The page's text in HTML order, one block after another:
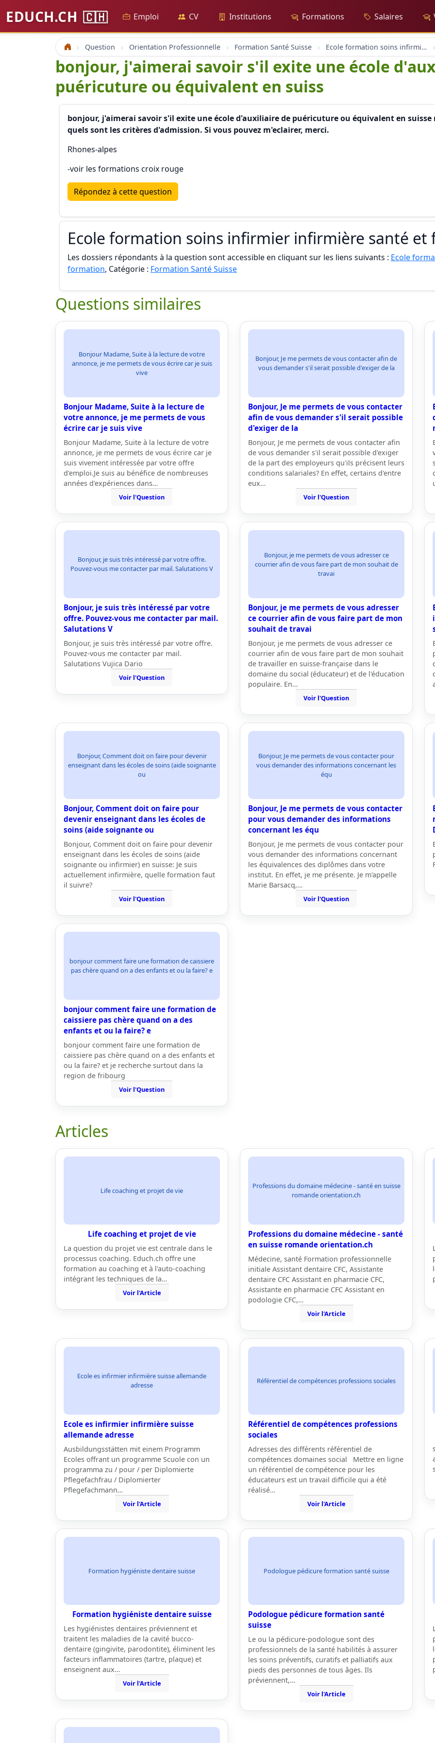
EDUCH.CH 🇨🇭 Emploi CV Institutions Formations Salaires
Accueil Question Orientation Professionnelle Formation Santé Suisse Ecole formation soins infirmier infirmière santé et formation
bonjour, j'aimerai savoir s'il exite une école
puéricuture ou équivalent en suiss
bonjour, j'aimerai savoir s'il exite une école d'auxiliaire de puéricuture ou équivalent en suisse
quels sont les critères d'admission. Si vous pouvez m'eclairer, merci.
Rhones-alpes
-voir les formations croix rouge
Répondez à cette question
Ecole formation soins infirmier infirmière santé et
Les dossiers répondants à la question sont accessible en cliquant sur les liens suivants : Ecole
formation, Catégorie : Formation Santé Suisse
Questions similaires
Bonjour Madame, Suite à la lecture de votre
annonce, je me permets de vous écrire car je suis
vive
Bonjour Madame, Suite à la lecture de
votre annonce, je me permets de vous
écrire car je suis vive
Bonjour Madame, Suite à la lecture de votre
annonce, je me permets de vous écrire car je
suis vivement intéressée par votre offre
d'emploi.Je suis au bénéfice de nombreuses
années d'expériences dans…
Voir l'Question
Bonjour, Je me permets de vous contacter afin de
vous demander s'il serait possible d'exiger de la
Bonjour, Je me permets de vous contacter
afin de vous demander s'il serait possible
d'exiger de la
Bonjour, Je me permets de vous contacter afin
de vous demander s'il serait possible d'exiger
de la part des employeurs qu'ils précisent leurs
conditions salariales? En effet, certains d'entre
eux…
Voir l'Question
Bonjour, je suis très intéressé par votre offre.
Pouvez-vous me contacter par mail. Salutations V
Bonjour, je suis très intéressé par votre
offre. Pouvez-vous me contacter par mail.
Salutations V
Bonjour, je suis très intéressé par votre offre.
Pouvez-vous me contacter par mail.
Salutations Vujica Dario
Voir l'Question
Bonjour, je me permets de vous adresser ce
courrier afin de vous faire part de mon souhait de
travai
Bonjour, je me permets de vous adresser
ce courrier afin de vous faire part de mon
souhait de travai
Bonjour, je me permets de vous adresser ce
courrier afin de vous faire part de mon souhait
de travailler en suisse-française dans le
domaine du social (éducateur) et de l'éducation
populaire. En…
Voir l'Question
Bonjour, Comment doit on faire pour devenir
enseignant dans les écoles de soins (aide soignante
ou
Bonjour, Comment doit on faire pour
devenir enseignant dans les écoles de
soins (aide soignante ou
Bonjour, Comment doit on faire pour devenir
enseignant dans les écoles de soins (aide
soignante ou infirmier) en suisse: Je suis
actuellement infirmière, quelle formation faut
il suivre?
Voir l'Question
Bonjour, Je me permets de vous contacter pour
vous demander des informations concernant les
équ
Bonjour, Je me permets de vous contacter
pour vous demander des informations
concernant les équ
Bonjour, Je me permets de vous contacter pour
vous demander des informations concernant
les équivalences des diplômes dans votre
institut. En effet, je me présente. Je m'appelle
Marie Barsacq,…
Voir l'Question
bonjour comment faire une formation de caissiere
pas chère quand on a des enfants et ou la faire? e
bonjour comment faire une formation de
caissiere pas chère quand on a des
enfants et ou la faire? e
bonjour comment faire une formation de
caissiere pas chère quand on a des enfants et
ou la faire? et je recherche surtout dans la
region de fribourg
Voir l'Question
Articles
Life coaching et projet de vie
Life coaching et projet de vie
La question du projet vie est centrale dans le
processus coaching. Educh.ch offre une
formation au coaching et à l'auto-coaching
intégrant les techniques de la…
Voir l'Article
Professions du domaine médecine - santé en suisse
romande orientation.ch
Professions du domaine médecine - santé
en suisse romande orientation.ch
Médecine, santé Formation professionnelle
initiale Assistant dentaire CFC, Assistante
dentaire CFC Assistant en pharmacie CFC,
Assistante en pharmacie CFC Assistant en
podologie CFC,…
Voir l'Article
Ecole es infirmier infirmière suisse allemande
adresse
Ecole es infirmier infirmière suisse
allemande adresse
Ausbildungsstätten mit einem Programm
Ecoles offrant un programme Scuole con un
programma zu / pour / per Diplomierte
Pflegefachfrau / Diplomierter
Pflegefachmann…
Voir l'Article
Référentiel de compétences professions sociales
Référentiel de compétences professions
sociales
Adresses des différents référentiel de
compétences domaines social Mettre en ligne
un référentiel de compétence pour les
éducateurs est un travail difficile qui a été
réalisé…
Voir l'Article
Formation hygiéniste dentaire suisse
Formation hygiéniste dentaire suisse
Les hygiénistes dentaires préviennent et
traitent les maladies de la cavité bucco-
dentaire (gingivite, parodontite), éliminent les
facteurs inflammatoires (tartre, plaque) et
enseignent aux…
Voir l'Article
Podologue pédicure formation santé suisse
Podologue pédicure formation santé
suisse
Le ou la pédicure-podologue sont des
professionnels de la santé habilités à assurer
les soins préventifs, curatifs et palliatifs aux
pieds des personnes de tous âges. Ils
préviennent,…
Voir l'Article